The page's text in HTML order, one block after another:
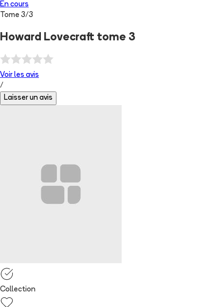
En cours
Tome 3/3
Howard Lovecraft tome 3
Voir les avis
/
Laisser un avis
Collection